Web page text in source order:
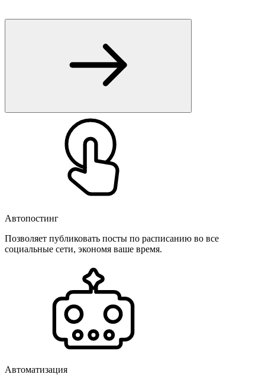
Автопостинг
Позволяет публиковать посты по расписанию во все
социальные сети, экономя ваше время.
Автоматизация